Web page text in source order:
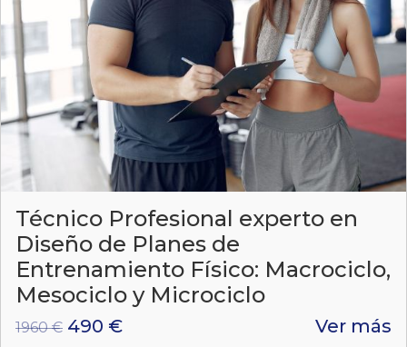
Técnico Profesional experto en
Diseño de Planes de
Entrenamiento Físico: Macrociclo,
Mesociclo y Microciclo
1960 € 490 € Ver más